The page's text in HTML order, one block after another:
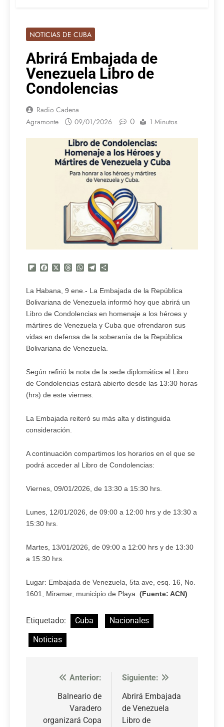
NOTICIAS DE CUBA
Abrirá Embajada de
Venezuela Libro de
Condolencias
Radio Cadena
Agramonte
09/01/2026 0 1 Minutos
Flipboard
Facebook
X Threads
WhatsApp
Telegram
La Habana, 9 ene.- La Embajada de la República
Bolivariana de Venezuela informó hoy que abrirá un
Libro de Condolencias en homenaje a los héroes y
mártires de Venezuela y Cuba que ofrendaron sus
vidas en defensa de la soberanía de la República
Bolivariana de Venezuela.
Según refirió la nota de la sede diplomática el Libro
de Condolencias estará abierto desde las 13:30 horas
(hrs) de este viernes.
La Embajada reiteró su más alta y distinguida
consideración.
A continuación compartimos los horarios en el que se
podrá acceder al Libro de Condolencias:
Viernes, 09/01/2026, de 13:30 a 15:30 hrs.
Lunes, 12/01/2026, de 09:00 a 12:00 hrs y de 13:30 a
15:30 hrs.
Martes, 13/01/2026, de 09:00 a 12:00 hrs y de 13:30
a 15:30 hrs.
Lugar: Embajada de Venezuela, 5ta ave, esq. 16, No.
1601, Miramar, municipio de Playa. (Fuente: ACN)
Etiquetado: Cuba
Nacionales
Noticias
Navegación
entradas
Anterior:
Balneario de
Varadero
organizará Copa
Siguiente:
Abrirá Embajada
de Venezuela
Libro de